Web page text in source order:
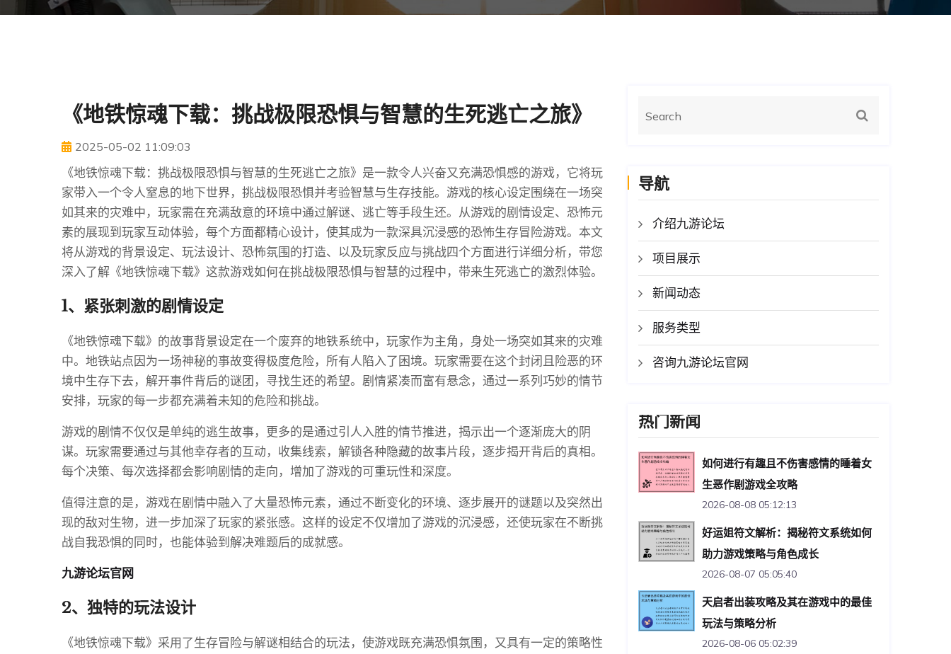
《地铁惊魂下载：挑战极限恐惧与智慧的生死逃亡之旅》
2025-05-02 11:09:03
《地铁惊魂下载：挑战极限恐惧与智慧的生死逃亡之旅》是一款令人兴奋又充满恐惧感的游戏，它将玩
家带入一个令人窒息的地下世界，挑战极限恐惧并考验智慧与生存技能。游戏的核心设定围绕在一场突
如其来的灾难中，玩家需在充满敌意的环境中通过解谜、逃亡等手段生还。从游戏的剧情设定、恐怖元
素的展现到玩家互动体验，每个方面都精心设计，使其成为一款深具沉浸感的恐怖生存冒险游戏。本文
将从游戏的背景设定、玩法设计、恐怖氛围的打造、以及玩家反应与挑战四个方面进行详细分析，带您
深入了解《地铁惊魂下载》这款游戏如何在挑战极限恐惧与智慧的过程中，带来生死逃亡的激烈体验。
1、紧张刺激的剧情设定
《地铁惊魂下载》的故事背景设定在一个废弃的地铁系统中，玩家作为主角，身处一场突如其来的灾难
中。地铁站点因为一场神秘的事故变得极度危险，所有人陷入了困境。玩家需要在这个封闭且险恶的环
境中生存下去，解开事件背后的谜团，寻找生还的希望。剧情紧凑而富有悬念，通过一系列巧妙的情节
安排，玩家的每一步都充满着未知的危险和挑战。
游戏的剧情不仅仅是单纯的逃生故事，更多的是通过引人入胜的情节推进，揭示出一个逐渐庞大的阴
谋。玩家需要通过与其他幸存者的互动，收集线索，解锁各种隐藏的故事片段，逐步揭开背后的真相。
每个决策、每次选择都会影响剧情的走向，增加了游戏的可重玩性和深度。
值得注意的是，游戏在剧情中融入了大量恐怖元素，通过不断变化的环境、逐步展开的谜题以及突然出
现的敌对生物，进一步加深了玩家的紧张感。这样的设定不仅增加了游戏的沉浸感，还使玩家在不断挑
战自我恐惧的同时，也能体验到解决难题后的成就感。
九游论坛官网
2、独特的玩法设计
《地铁惊魂下载》采用了生存冒险与解谜相结合的玩法，使游戏既充满恐惧氛围，又具有一定的策略性
导航
介绍九游论坛
项目展示
新闻动态
服务类型
咨询九游论坛官网
热门新闻
如何进行有趣且不伤害感情的睡着女
生恶作剧游戏全攻略
2026-08-08 05:12:13
好运姐符文解析：揭秘符文系统如何
助力游戏策略与角色成长
2026-08-07 05:05:40
天启者出装攻略及其在游戏中的最佳
玩法与策略分析
2026-08-06 05:02:39